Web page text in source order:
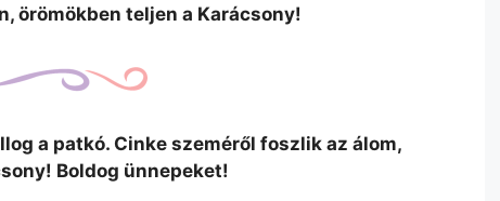
örömökben teljen a Karácsony!
a patkó. Cinke szeméről foszlik az álom,
Boldog ünnepeket!